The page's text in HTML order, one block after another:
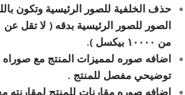
حذف الخلفية للصور الرئيسية وتكون
من ١٠٠٠٠ بيكسل ).
اضافه صوره لمميزات المنتج مع
توضيحي مفصل للمنتج .
اضافه صوره مقارنات للمنتج لمقارنته